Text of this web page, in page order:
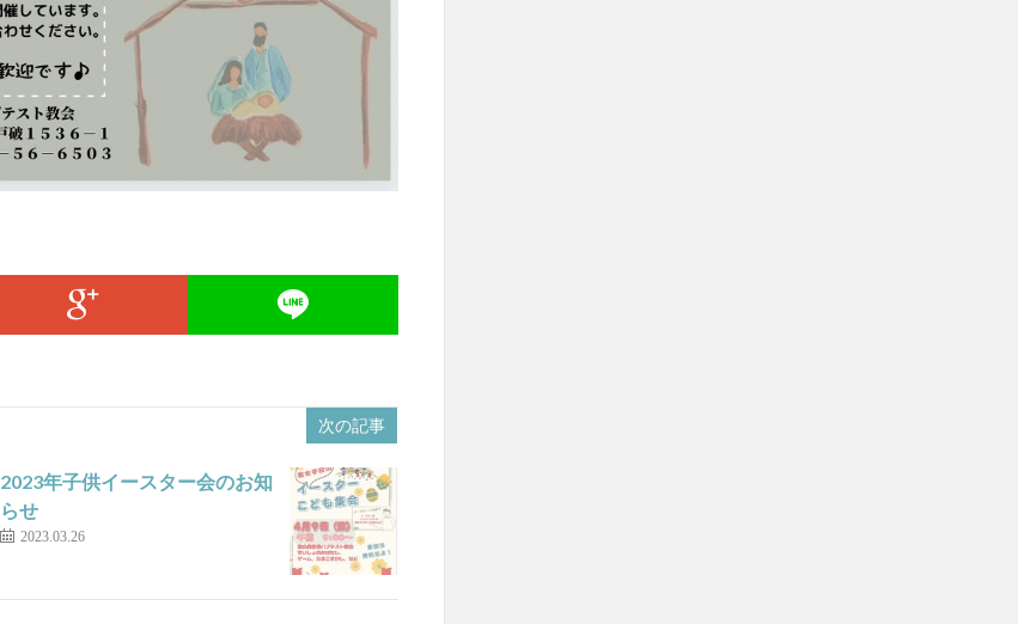
次の記事
2023年子供イースター会のお知
らせ
2023.03.26